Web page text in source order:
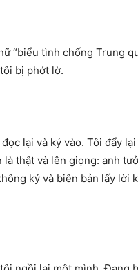
“biểu tình chống Trung
bị phớt lờ.
lại và ký vào. Tôi đẩy
thật và lên giọng: anh
ký và biên bản lấy lời